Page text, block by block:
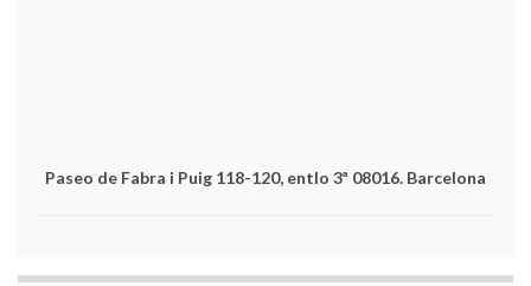
Paseo de Fabra i Puig 118-120, entlo 3ª 08016. Barcelona